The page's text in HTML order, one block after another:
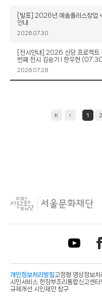
일
제
목
[발표] 2026년 예술플러스창업
안내
작
일
2026.07.30
제
목
[전시안내] 2026 신당 프로젝
번째 전시 김승기 l 한우현
작
2026.07.28
1 2
개인정보처리방침고정형 영상정보
시민서비스 헌장부조리통합신고센터
규제개선 시민제안 창구